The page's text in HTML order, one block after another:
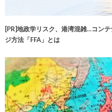
[PR]地政学リスク、港湾混雑…コン
ジ方法「FFA」とは